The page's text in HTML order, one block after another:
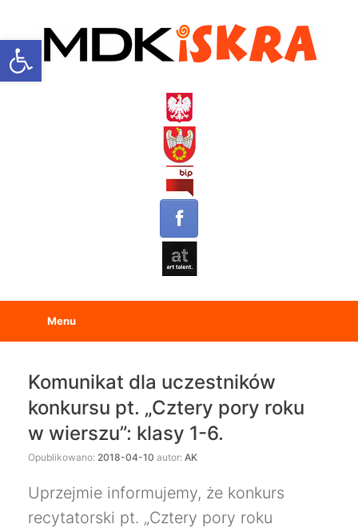
Open toolbar
Menu
Komunikat dla uczestników
konkursu pt. „Cztery pory roku
w wierszu”: klasy 1-6.
Opublikowano: 2018-04-10 autor: AK
Uprzejmie informujemy, że konkurs
recytatorski pt. „Cztery pory roku